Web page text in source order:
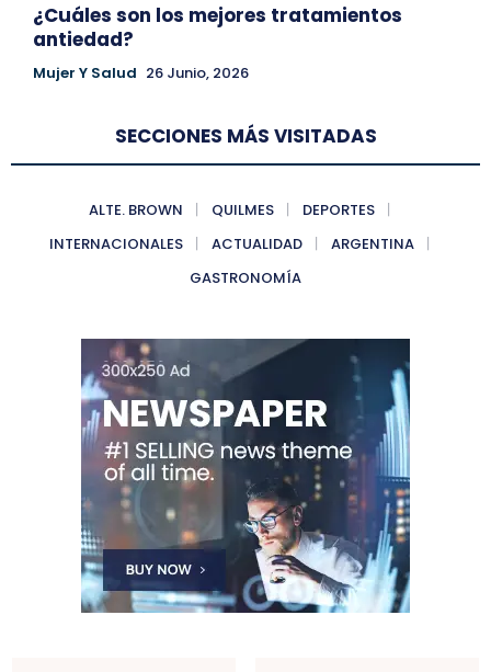
¿Cuáles son los mejores tratamientos
antiedad?
Mujer Y Salud 26 Junio, 2026
SECCIONES MÁS VISITADAS
ALTE. BROWN QUILMES
DEPORTES
INTERNACIONALES
ACTUALIDAD
ARGENTINA
GASTRONOMÍA